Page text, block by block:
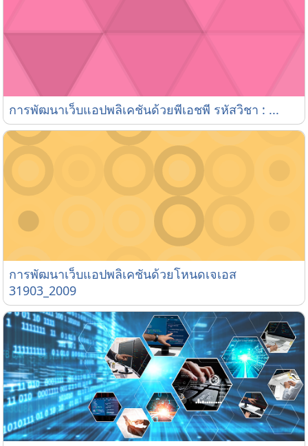
การพัฒนาเว็บแอปพลิเคชันด้วยพีเอชพี รหัสวิชา :
การพัฒนาเว็บแอปพลิเคชันด้วยพีเอชพี รหัสวิชา : ...
การพัฒนาเว็บแอปพลิเคชันด้วยโหนดเจเอส 31903_2009
การพัฒนาเว็บแอปพลิเคชันด้วยโหนดเจเอส
31903_2009